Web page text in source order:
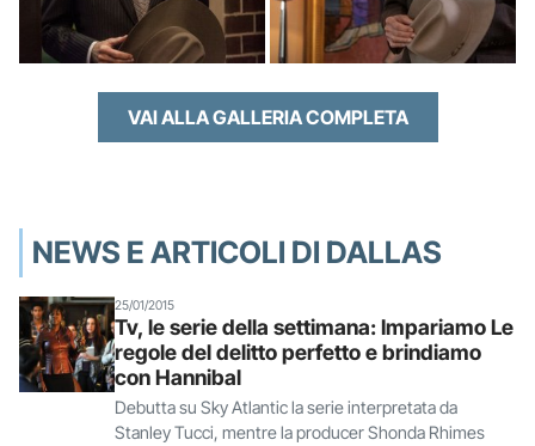
VAI ALLA GALLERIA COMPLETA
NEWS E ARTICOLI DI DALLAS
25/01/2015
Tv, le serie della settimana: Impariamo Le
regole del delitto perfetto e brindiamo
con Hannibal
Debutta su Sky Atlantic la serie interpretata da
Stanley Tucci, mentre la producer Shonda Rhimes